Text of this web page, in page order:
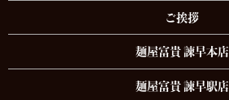
ご挨拶
麺屋富貴 諫早本店
麺屋富貴 諫早駅店